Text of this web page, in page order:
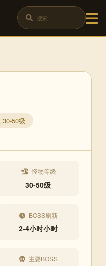
50级
怪物等级
30-50级
BOSS刷新
2-4小时小时
主要BOSS